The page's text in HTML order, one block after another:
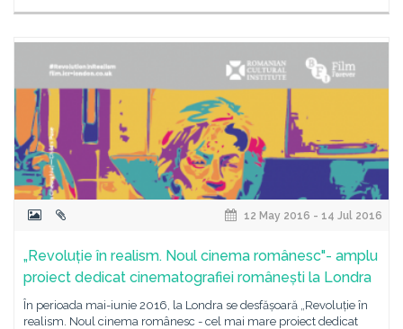
12 May 2016 - 14 Jul 2016
„Revoluție în realism. Noul cinema românesc"- amplu
proiect dedicat cinematografiei românești la Londra
În perioada mai-iunie 2016, la Londra se desfășoară „Revoluție în
realism. Noul cinema românesc - cel mai mare proiect dedicat